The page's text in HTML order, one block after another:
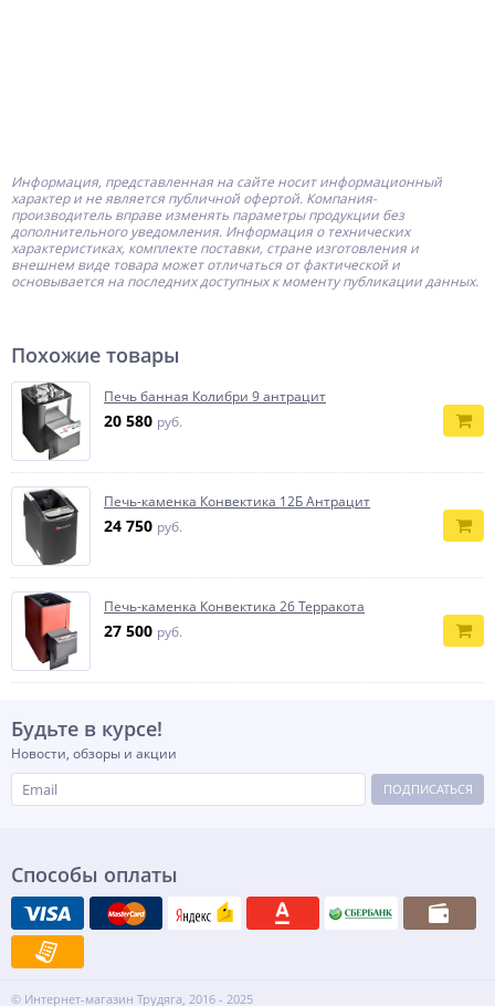
Информация, представленная на сайте носит информационный
характер и не является публичной офертой. Компания-
производитель вправе изменять параметры продукции без
дополнительного уведомления. Информация о технических
характеристиках, комплекте поставки, стране изготовления и
внешнем виде товара может отличаться от фактической и
основывается на последних доступных к моменту публикации данных.
Похожие товары
Печь банная Колибри 9 антрацит
20 580 руб.
Печь-каменка Конвектика 12Б Антрацит
24 750 руб.
Печь-каменка Конвектика 26 Терракота
27 500 руб.
Будьте в курсе!
Новости, обзоры и акции
ПОДПИСАТЬСЯ
Способы оплаты
© Интернет-магазин Трудяга, 2016 - 2025